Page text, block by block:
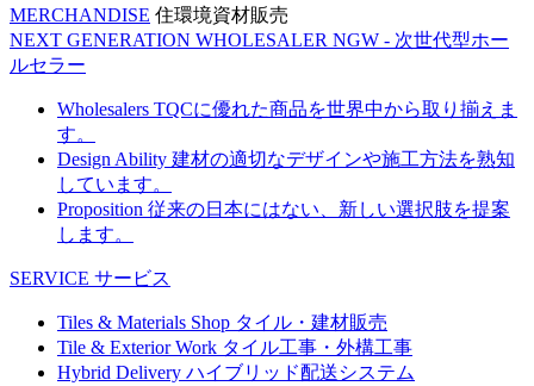
MERCHANDISE 住環境資材販売
NEXT GENERATION WHOLESALER NGW - 次世代型ホー
ルセラー
Wholesalers TQCに優れた商品を世界中から取り揃えま
す。
Design Ability 建材の適切なデザインや施工方法を熟知
しています。
Proposition 従来の日本にはない、新しい選択肢を提案
します。
SERVICE サービス
Tiles & Materials Shop タイル・建材販売
Tile & Exterior Work タイル工事・外構工事
Hybrid Delivery ハイブリッド配送システム